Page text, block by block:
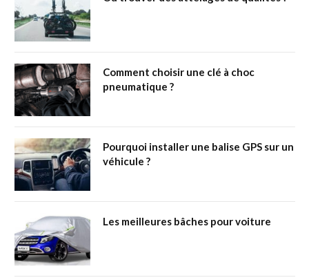
Comment choisir une clé à choc
pneumatique ?
Pourquoi installer une balise GPS sur un
véhicule ?
Les meilleures bâches pour voiture